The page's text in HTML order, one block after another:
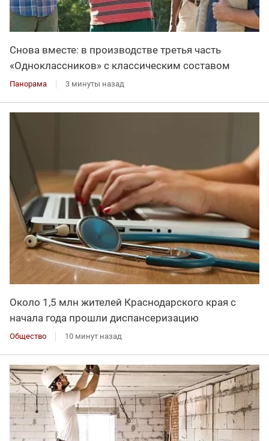
Снова вместе: в производстве третья часть
«Одноклассников» с классическим составом
Панорама 3 минуты назад
Около 1,5 млн жителей Краснодарского края с
начала года прошли диспансеризацию
Общество 10 минут назад